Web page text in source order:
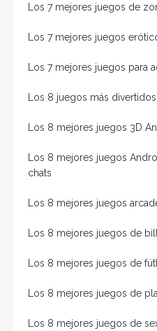
Los 7 mejores juegos de
Los 7 mejores juegos
Los 7 mejores juegos para
Los 8 juegos más
Los 8 mejores juegos 3D
Los 8 mejores juegos
chats
Los 8 mejores juegos
Los 8 mejores juegos de
Los 8 mejores juegos de
Los 8 mejores juegos de
Los 8 mejores juegos de